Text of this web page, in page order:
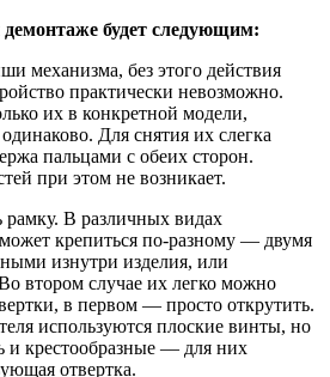
будет следующим:
механизма, без этого действия
практически невозможно.
их в конкретной модели,
Для снятия их слегка
пальцами с обеих сторон.
при этом не возникает.
рамку. В различных видах
крепиться по-разному — двумя
изнутри изделия, или
втором случае их легко можно
в первом — просто открутить.
используются плоские винты, но
и крестообразные — для них
отвертка.